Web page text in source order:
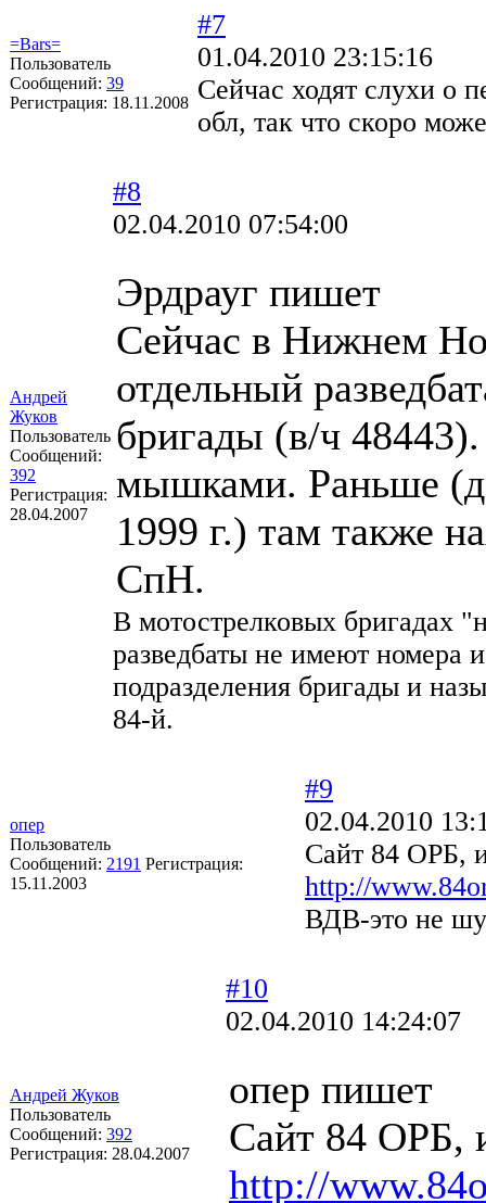
=Bars=
Пользователь
Сообщений: 39
Регистрация: 18.11.2008
#7
01.04.2010 23:15:16
Сейчас ходят слухи о
обл, так что скоро
Андрей
Жуков
Пользователь
Сообщений:
392
Регистрация:
28.04.2007
#8
02.04.2010 07:54:00
Эрдрауг пишет
Сейчас в Нижнем
отдельный
бригады (в/ч
мышками. Раньше
1999 г.) там также
СпН.
В мотострелковых бригадах
разведбаты не имеют номера
подразделения бригады и
84-й.
опер
Пользователь
Сообщений: 2191 Регистрация:
15.11.2003
#9
02.04.2010
Сайт 84 ОРБ,
http://
ВДВ-это не
Андрей Жуков
Пользователь
Сообщений: 392
Регистрация: 28.04.2007
#10
02.04.2010 14:24:07
опер пишет
Сайт 84 ОРБ,
http://